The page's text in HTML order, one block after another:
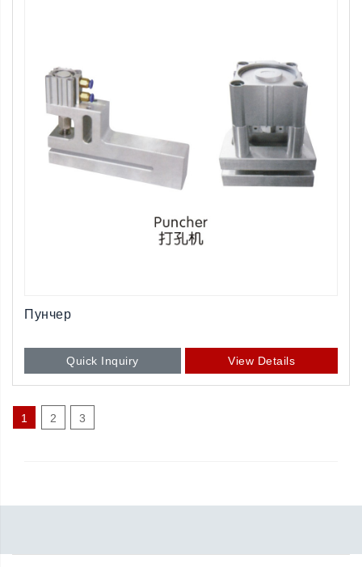
Пунчер
Quick Inquiry View Details
1 2 3